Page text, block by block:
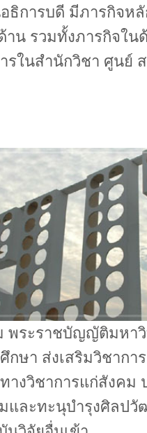
ารบดี มีภารกิจหลั
น รวมทั้งภารกิจใน
รในสำนักวิชา ศูนย์
พระราชบัญญัติมหา
ษา ส่งเสริมวิชาก
างวิชาการแก่สังค
และทะนุบำรุงศิลป